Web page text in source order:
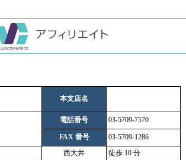
本支店名
電話番号 03-5709-7570
FAX 番号
03-5709-1286
西大井
徒歩 10 分